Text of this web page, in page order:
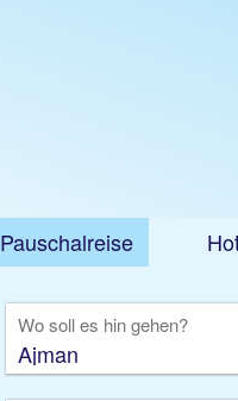
Pauschalreise
Wo soll es hin gehen?